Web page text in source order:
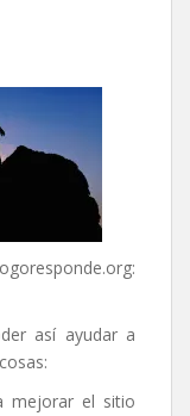
:
así ayudar a
mejorar el sitio